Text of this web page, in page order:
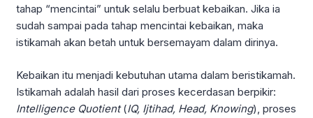
tahap “mencintai” untuk selalu berbuat kebaikan. Jika ia
sudah sampai pada tahap mencintai kebaikan, maka
istikamah akan betah untuk bersemayam dalam dirinya.
Kebaikan itu menjadi kebutuhan utama dalam beristikamah.
Istikamah adalah hasil dari proses kecerdasan berpikir:
Intelligence Quotient(IQ, Ijtihad, Head, Knowing), proses